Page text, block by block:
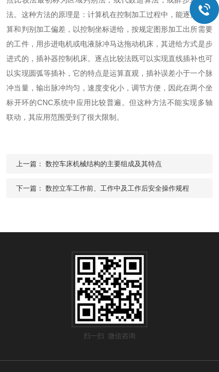
法。这种方法的原理是：计算机在控制加工过程中，能逐点地计
算和判别加工偏差，以控制坐标进给，按规定图形加工出所需要
的工件，用步进电机或电液脉冲马达拖动机床，其进给方式是步
进式的，插补器控制机床。逐点比较法既可以实现直线插补也可
以实现圆弧等插补，它的特点是运算直观，插补误差小于一个脉
冲当量，输出脉冲均匀，速度变化小，调节方便，因此在两个坐
标开环的CNC系统中应用比较普遍。但这种方法不能实现多轴
联动，其应用范围受到了很大限制。
上一篇：数控车床机械结构的主要组成及其特点
下一篇：数控立车工作前、工作中及工作后安全操作规程
扫一扫 微信咨询